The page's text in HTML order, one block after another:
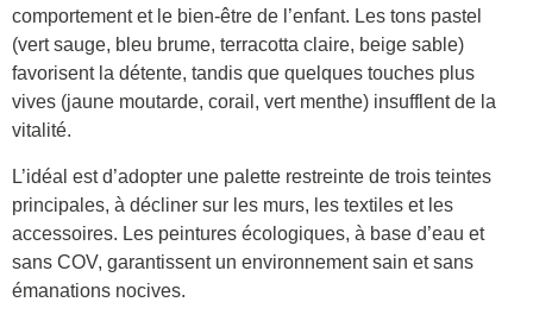
comportement et le bien-être de l’enfant. Les tons pastel
(vert sauge, bleu brume, terracotta claire, beige sable)
favorisent la détente, tandis que quelques touches plus
vives (jaune moutarde, corail, vert menthe) insufflent de la
vitalité.
L’idéal est d’adopter une palette restreinte de trois teintes
principales, à décliner sur les murs, les textiles et les
accessoires. Les peintures écologiques, à base d’eau et
sans COV, garantissent un environnement sain et sans
émanations nocives.